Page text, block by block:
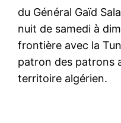
du Général Gaïd
nuit de samedi à
frontière avec la
patron des patrons
territoire algérien.